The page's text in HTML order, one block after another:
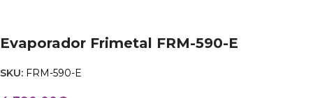
Evaporador Frimetal FRM-590-E
SKU: FRM-590-E